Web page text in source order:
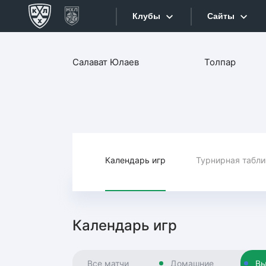
Клубы
Конференция «Запад»
Торпедо
Динамо Мн
Сайты
Сайты
Текстовые
Салават Юлаев Толпар
Календарь игр Турнирная
Календарь игр
Все матчи Домашние